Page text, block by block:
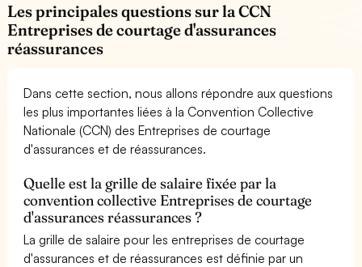
Les principales questions sur la CCN
Entreprises de courtage d'assurances
réassurances
Dans cette section, nous allons répondre aux questions
les plus importantes liées à la Convention Collective
Nationale (CCN) des Entreprises de courtage
d'assurances et de réassurances.
Quelle est la grille de salaire fixée par la
convention collective Entreprises de courtage
d'assurances réassurances ?
La grille de salaire pour les entreprises de courtage
d'assurances et de réassurances est définie par un